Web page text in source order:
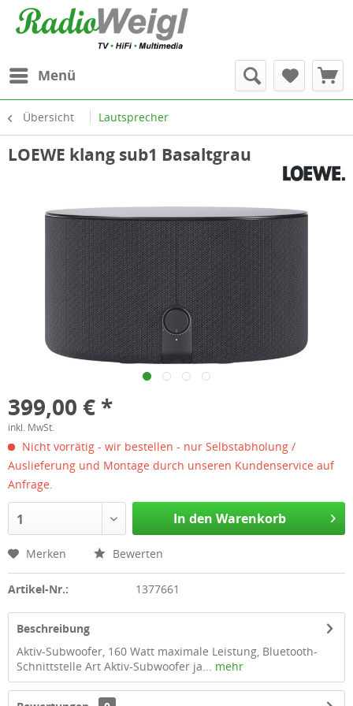
Menü
Übersicht Lautsprecher
LOEWE klang sub1 Basaltgrau
399,00 € *
inkl. MwSt.
Nicht vorrätig - wir bestellen - nur Selbstabholung /
Auslieferung und Montage durch unseren Kundenservice auf
Anfrage.
1 In den Warenkorb
Merken Bewerten
Artikel-Nr.: 1377661
Beschreibung
Aktiv-Subwoofer, 160 Watt maximale Leistung, Bluetooth-
Schnittstelle Art Aktiv-Subwoofer ja... mehr